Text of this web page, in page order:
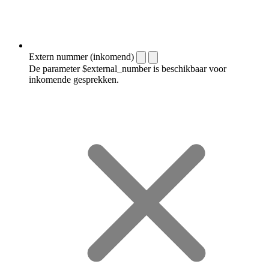
Extern nummer (inkomend)
De parameter $external_number is beschikbaar voor
inkomende gesprekken.